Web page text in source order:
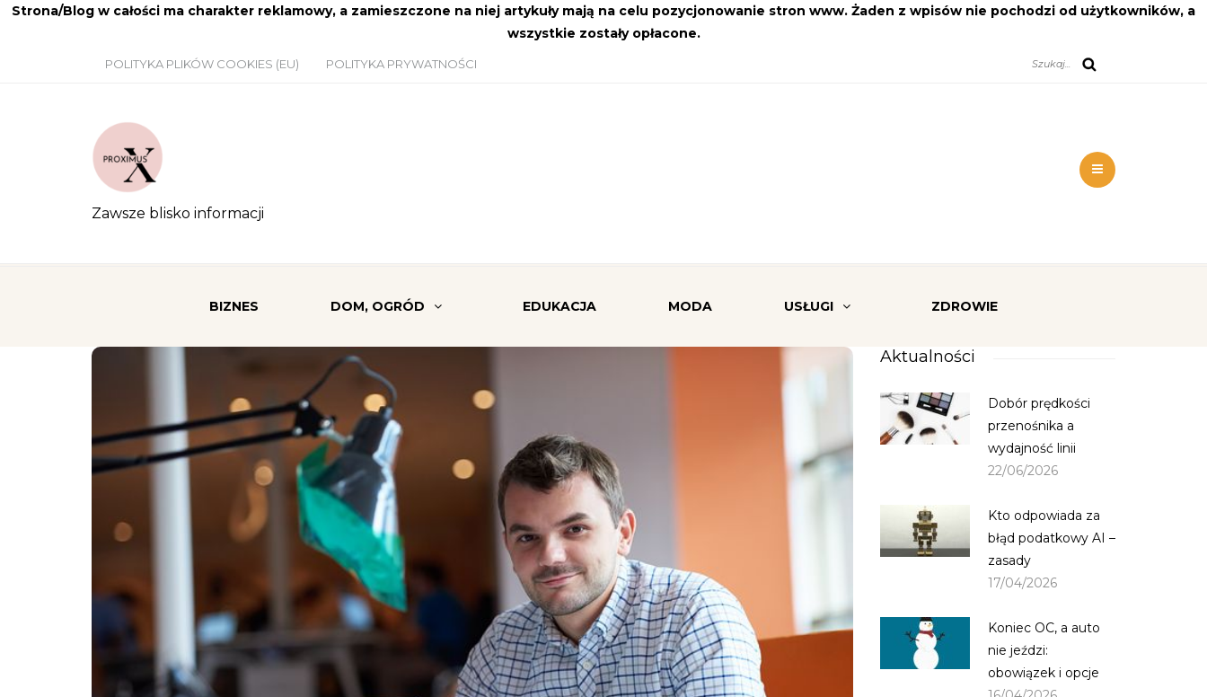
Strona/Blog w całości ma charakter reklamowy, a zamieszczone na niej artykuły mają na celu pozycjonowanie stron www. Żaden z wpisów nie pochodzi od użytkowników, a
wszystkie zostały opłacone.
POLITYKA PLIKÓW COOKIES (EU) POLITYKA PRYWATNOŚCI
Zawsze blisko informacji
BIZNES DOM, OGRÓD EDUKACJA MODA USŁUGI ZDROWIE
Aktualności
Dobór prędkości
przenośnika a
wydajność linii
22/06/2026
Kto odpowiada za
błąd podatkowy AI –
zasady
17/04/2026
Koniec OC, a auto
nie jeździ:
obowiązek i opcje